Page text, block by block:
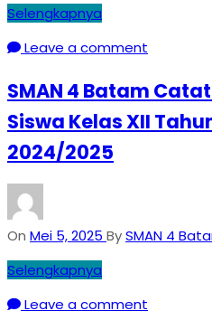
Selengkapnya
Leave a comment
SMAN 4 Batam
Siswa Kelas XII
2024/2025
On Mei 5, 2025 BySMAN 4
Selengkapnya
Leave a comment